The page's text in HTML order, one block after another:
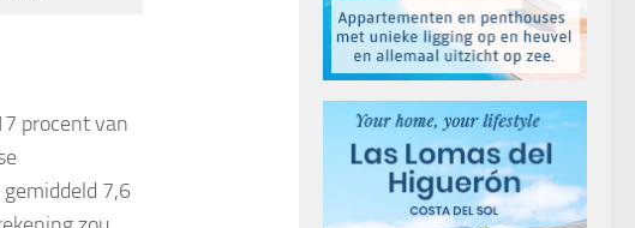
procent van
7,6